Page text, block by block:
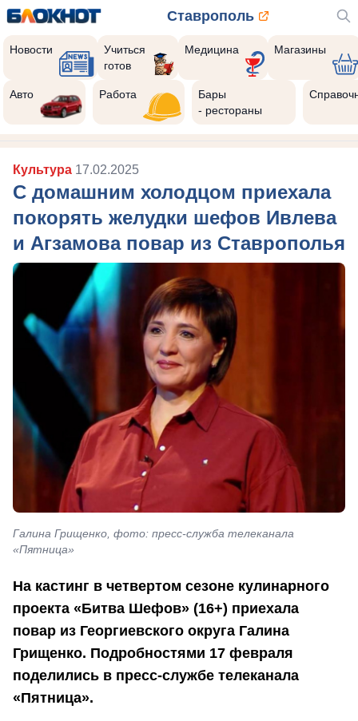
Ставрополь
Новости
Учиться
готов
Медицина Магазины
Авто Работа
Бары
- рестораны
Культура 17.02.2025
С домашним холодцом приехала
покорять желудки шефов Ивлева
и Агзамова повар из Ставрополья
Галина Грищенко, фото: пресс-служба телеканала
«Пятница»
На кастинг в четвертом сезоне кулинарного
проекта «Битва Шефов» (16+) приехала
повар из Георгиевского округа Галина
Грищенко. Подробностями 17 февраля
поделились в пресс-службе телеканала
«Пятница».